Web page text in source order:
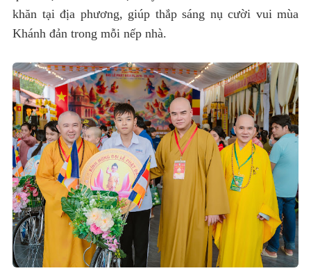
khăn tại địa phương, giúp thắp sáng nụ cười vui mùa
Khánh đản trong mỗi nếp nhà.